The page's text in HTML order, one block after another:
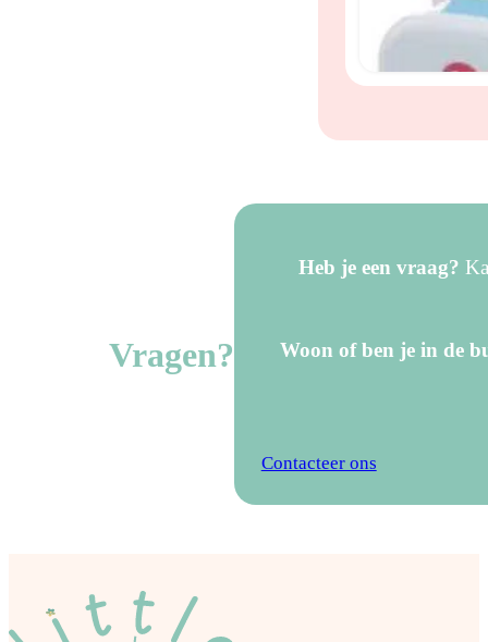
Vragen?
Heb je een vraag?
Woon of ben je in de
Contacteer ons